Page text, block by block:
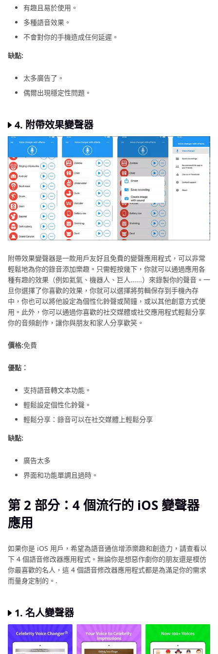
有趣且易於使用。
多種語音效果。
不會對你的手機造成任何延遲。
缺點:
太多廣告了。
偶爾出現穩定性問題。
4. 附帶效果變聲器
附帶效果變聲器是一款用戶友好且免費的變聲應用程式，可以非常
輕鬆地為你的錄音添加樂趣。只需輕按幾下，你就可以通過應用各
種有趣的效果（例如氦氣、機器人、巨人......）來錄製你的聲音。一
旦你選擇了你喜歡的效果，你就可以選擇將剪輯保存到手機內存
中，你也可以將他設定為個性化鈴聲或鬧鐘，或以其他創意方式使
用。此外，你可以通過你喜歡的社交媒體或社交應用程式輕鬆分享
你的音頻創作，讓你與朋友和家人分享歡笑。
價格:免費
優點：
支持語音轉文本功能。
輕鬆設定個性化鈴聲。
輕鬆分享：錄音可以在社交媒體上輕鬆分享
缺點:
廣告太多
界面和功能單調且過時。
第 2 部分：4 個流行的 iOS 變聲器
應用
如果你是 iOS 用戶，希望為語音通信增添樂趣和創造力，請查看以
下 4 個語音修改器應用程式。無論你是想惡作劇你的朋友還是模仿
你最喜歡的名人，這 4 個語音修改器應用程式都是為滿足你的需求
而量身定制的。.
1. 名人變聲器